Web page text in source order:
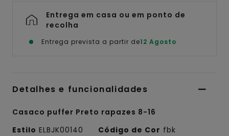
Entrega em casa ou em ponto de
recolha
Entrega prevista a partir de12 Agosto
Detalhes e funcionalidades
Casaco puffer Preto rapazes 8-16
Estilo ELBJK00140 Código de Cor fbk